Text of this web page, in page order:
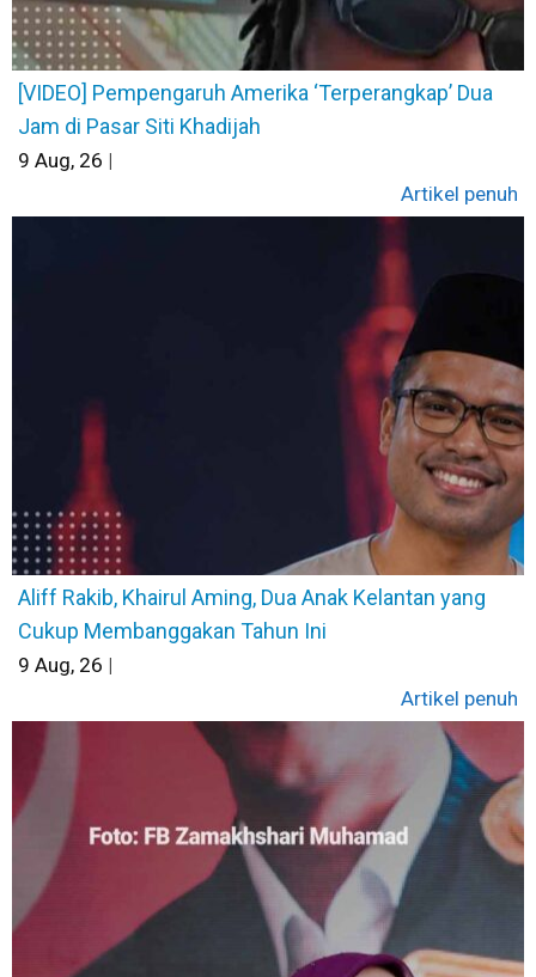
[VIDEO] Pempengaruh Amerika ‘Terperangkap’ Dua
Jam di Pasar Siti Khadijah
9 Aug, 26 |
Artikel penuh
Aliff Rakib, Khairul Aming, Dua Anak Kelantan yang
Cukup Membanggakan Tahun Ini
9 Aug, 26 |
Artikel penuh